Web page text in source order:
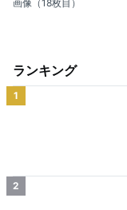
画像（18枚目）
ランキング
1
2